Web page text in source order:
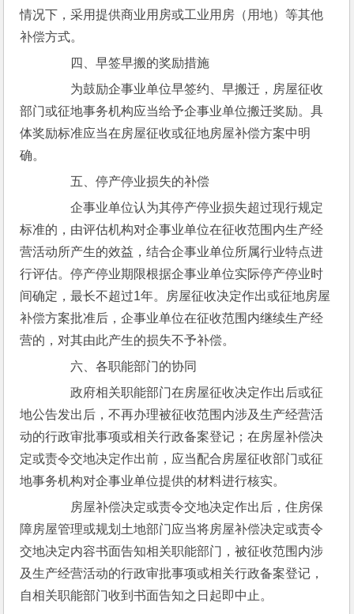
情况下，采用提供商业用房或工业用房（用地）等其他
补偿方式。
四、早签早搬的奖励措施
为鼓励企事业单位早签约、早搬迁，房屋征收
部门或征地事务机构应当给予企事业单位搬迁奖励。具
体奖励标准应当在房屋征收或征地房屋补偿方案中明
确。
五、停产停业损失的补偿
企事业单位认为其停产停业损失超过现行规定
标准的，由评估机构对企事业单位在征收范围内生产经
营活动所产生的效益，结合企事业单位所属行业特点进
行评估。停产停业期限根据企事业单位实际停产停业时
间确定，最长不超过1年。房屋征收决定作出或征地房屋
补偿方案批准后，企事业单位在征收范围内继续生产经
营的，对其由此产生的损失不予补偿。
六、各职能部门的协同
政府相关职能部门在房屋征收决定作出后或征
地公告发出后，不再办理被征收范围内涉及生产经营活
动的行政审批事项或相关行政备案登记；在房屋补偿决
定或责令交地决定作出前，应当配合房屋征收部门或征
地事务机构对企事业单位提供的材料进行核实。
房屋补偿决定或责令交地决定作出后，住房保
障房屋管理或规划土地部门应当将房屋补偿决定或责令
交地决定内容书面告知相关职能部门，被征收范围内涉
及生产经营活动的行政审批事项或相关行政备案登记，
自相关职能部门收到书面告知之日起即中止。